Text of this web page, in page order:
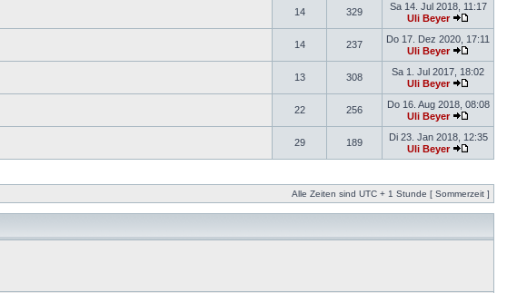
14 329
Sa 14. Jul 2018, 11:17
Uli Beyer
14 237
Do 17. Dez 2020, 17:11
Uli Beyer
13 308
Sa 1. Jul 2017, 18:02
Uli Beyer
22 256
Do 16. Aug 2018, 08:08
Uli Beyer
29 189
Di 23. Jan 2018, 12:35
Uli Beyer
Alle Zeiten sind UTC + 1 Stunde [ Sommerzeit ]